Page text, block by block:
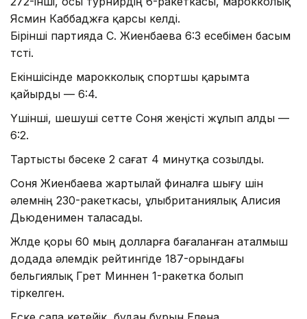
Ясмин Каббаджға қарсы келді.
Бірінші партияда С. Жиенбаева 6:3 есебімен басым
түсті.
Екіншісінде марокколық спортшы қарымта
қайырды — 6:4.
Үшінші, шешуші сетте Соня жеңісті жұлып алды —
6:2.
Тартысты бәсеке 2 сағат 4 минутқа созылды.
Соня Жиенбаева жартылай финалға шығу үшін
әлемнің 230-ракеткасы, ұлыбританиялық Алисия
Дьюденимен таласады.
Жүлде қоры 60 мың долларға бағаланған аталмыш
додада әлемдік рейтингіде 187-орындағы
бельгиялық Грет Миннен 1-ракетка болып
тіркелген.